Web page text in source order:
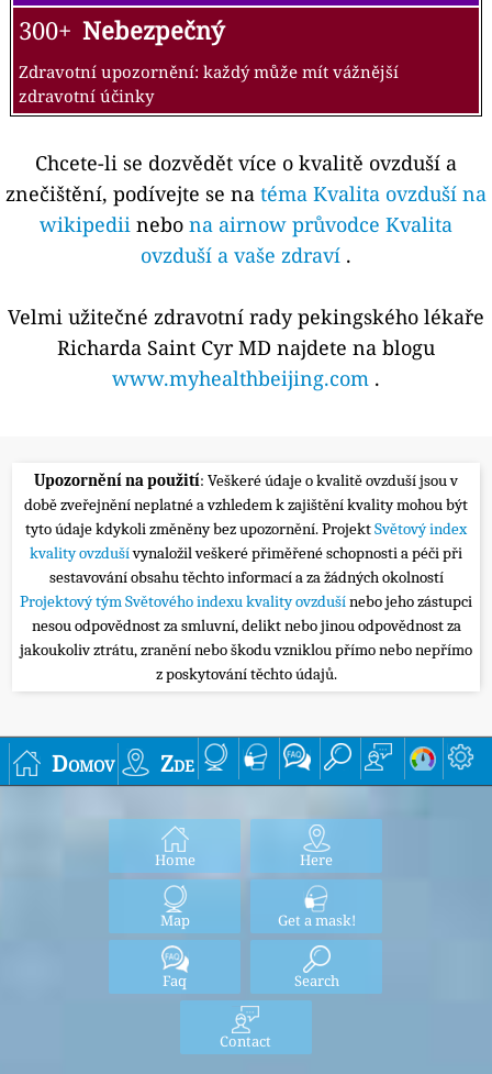
300+ Nebezpečný
Zdravotní upozornění: každý může mít vážnější
zdravotní účinky
Chcete-li se dozvědět více o kvalitě ovzduší a
znečištění, podívejte se na téma Kvalita ovzduší na
wikipedii nebo na airnow průvodce Kvalita
ovzduší a vaše zdraví .
Velmi užitečné zdravotní rady pekingského lékaře
Richarda Saint Cyr MD najdete na blogu
www.myhealthbeijing.com .
Upozornění na použití: Veškeré údaje o kvalitě ovzduší jsou v
době zveřejnění neplatné a vzhledem k zajištění kvality mohou být
tyto údaje kdykoli změněny bez upozornění. ProjektSvětový index
kvality ovzdušívynaložil veškeré přiměřené schopnosti a péči při
sestavování obsahu těchto informací a za žádných okolností
Projektový tým Světového indexu kvality ovzdušínebo jeho zástupci
nesou odpovědnost za smluvní, delikt nebo jinou odpovědnost za
jakoukoliv ztrátu, zranění nebo škodu vzniklou přímo nebo nepřímo
z poskytování těchto údajů.
Domov Zde
Home Here
Map Get a mask!
Faq Search
Contact